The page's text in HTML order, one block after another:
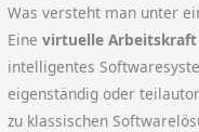
Was versteht man unter
Einevirtuelle Arbeitskraft
intelligentes
eigenständig oder
zu klassischen